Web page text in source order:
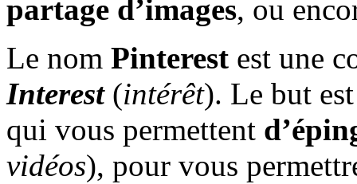
partage d’images, ou
Le nom Pinterest est une
Interest(intérêt). Le but
qui vous permettent
vidéos), pour vous